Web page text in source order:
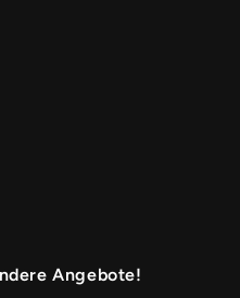
Angebote!